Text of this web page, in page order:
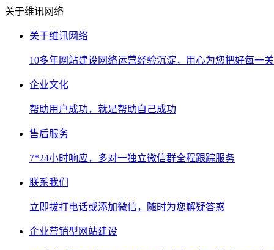
关于维讯网络
关于维讯网络
10多年网站建设网络运营经验沉淀，用心为您把好每一关
企业文化
帮助用户成功，就是帮助自己成功
售后服务
7*24小时响应，多对一独立微信群全程跟踪服务
联系我们
立即拔打电话或添加微信，随时为您解疑答惑
企业营销型网站建设